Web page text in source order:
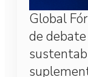
Global
de debate